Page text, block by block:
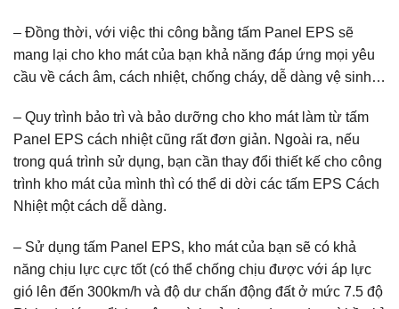
– Đồng thời, với việc thi công bằng tấm Panel EPS sẽ
mang lại cho kho mát của bạn khả năng đáp ứng mọi yêu
cầu về cách âm, cách nhiệt, chống cháy, dễ dàng vệ sinh…
– Quy trình bảo trì và bảo dưỡng cho kho mát làm từ tấm
Panel EPS cách nhiệt cũng rất đơn giản. Ngoài ra, nếu
trong quá trình sử dụng, bạn cần thay đổi thiết kế cho công
trình kho mát của mình thì có thể di dời các tấm EPS Cách
Nhiệt một cách dễ dàng.
– Sử dụng tấm Panel EPS, kho mát của bạn sẽ có khả
năng chịu lực cực tốt (có thể chống chịu được với áp lực
gió lên đến 300km/h và độ dư chấn động đất ở mức 7.5 độ